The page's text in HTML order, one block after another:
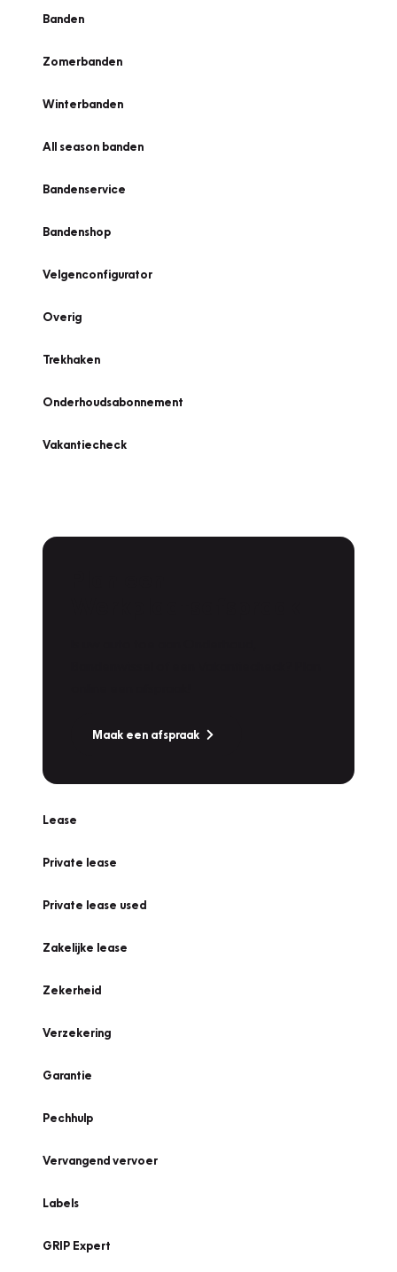
Banden
Zomerbanden
Winterbanden
All season banden
Bandenservice
Bandenshop
Velgenconfigurator
Overig
Trekhaken
Onderhoudsabonnement
Vakantiecheck
Maak een afspraak
Lease
Private lease
Private lease used
Zakelijke lease
Zekerheid
Verzekering
Garantie
Pechhulp
Vervangend vervoer
Labels
GRIP Expert